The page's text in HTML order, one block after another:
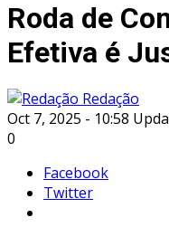
Roda de
Efetiva é
Redação
Oct 7, 2025 - 10:58
0
Facebook
Twitter